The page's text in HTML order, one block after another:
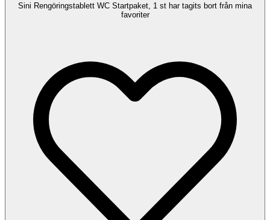
Sini Rengöringstablett WC Startpaket, 1 st har tagits bort från mina
favoriter